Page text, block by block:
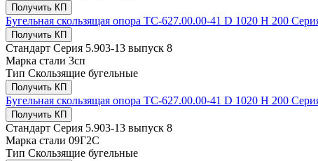
Получить КП
Бугельная скользящая опора ТС-627.00.00-41 D 1020 Н 200
Получить КП
Стандарт Серия 5.903-13 выпуск 8
Марка стали 3сп
Тип Скользящие бугельные
Получить КП
Бугельная скользящая опора ТС-627.00.00-41 D 1020 Н 200
Получить КП
Стандарт Серия 5.903-13 выпуск 8
Марка стали 09Г2С
Тип Скользящие бугельные